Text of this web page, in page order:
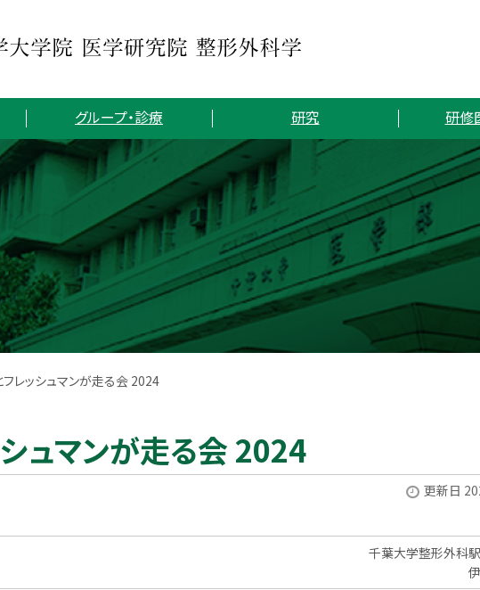
グループ・診療 研究 研修
レッシュマンが走る会 2024
ュマンが走る会 2024
更新日
千葉大学整形外科